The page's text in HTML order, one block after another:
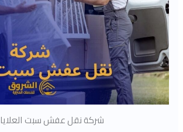
شركة نقل عفش سبت العلايا